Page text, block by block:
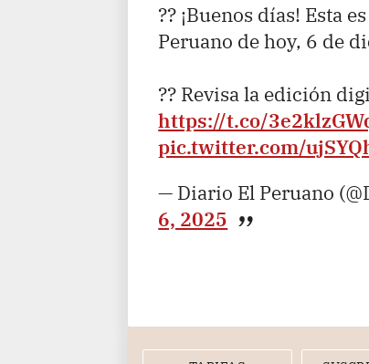
?? ¡Buenos días! Esta
Peruano de hoy, 6 de
?? Revisa la edición
https://t.co/
pic.twitter.com/
— Diario El Peruano
6, 2025